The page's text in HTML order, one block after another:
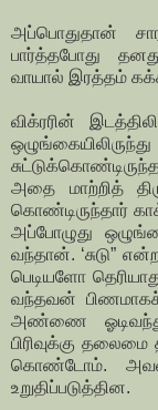
அப்பொதுதான்
பார்த்தபோது
வாயால் இரத்தம்
விக்ரரின்
அதை மாற்றித்
கொண்டிருந்தார்
அப்போழுது
வந்தான். ‘சுடு”
பெடியளோ
வந்தவன்
அண்ணை
பிரிவுக்கு
கொண்டோம்.
உறுதிப்படுத்தின.